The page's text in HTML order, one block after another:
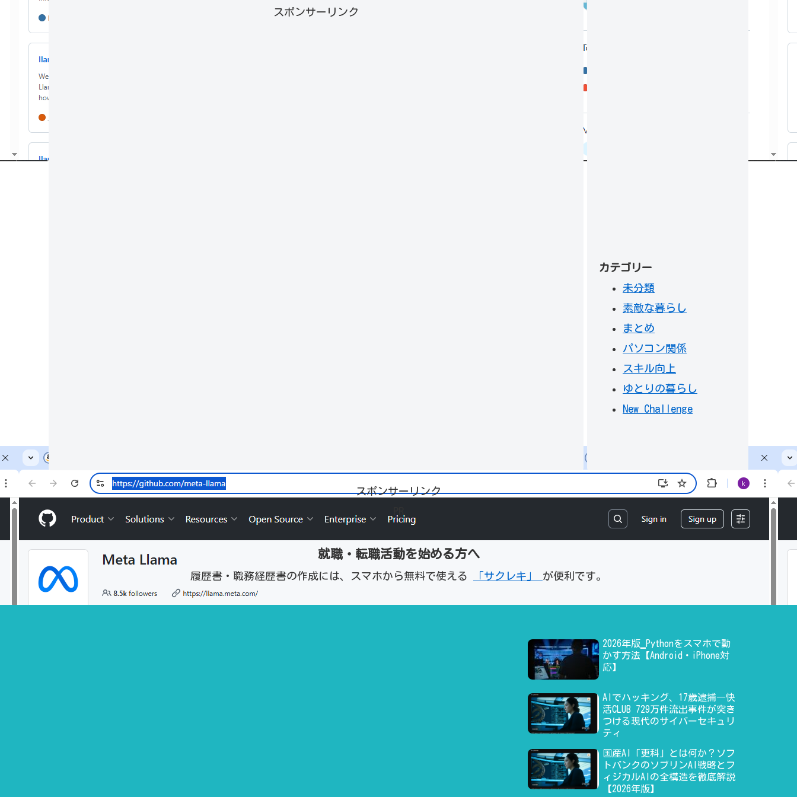
スポンサーリンク
カテゴリー
未分類
素敵な暮らし
まとめ
パソコン関係
スキル向上
ゆとりの暮らし
New Challenge
スポンサーリンク
就職・転職活動を始める方へ
履歴書・職務経歴書の作成には、スマホから無料で使える 「サクレキ」 が便利です。
2026年版‗Pythonをスマホで動
かす方法【Android・iPhone対
応】
AIでハッキング、17歳逮捕―快
活CLUB 729万件流出事件が突き
つける現代のサイバーセキュリ
ティ
国産AI「更科」とは何か？ソフ
トバンクのソブリンAI戦略とフ
ィジカルAIの全構造を徹底解説
【2026年版】